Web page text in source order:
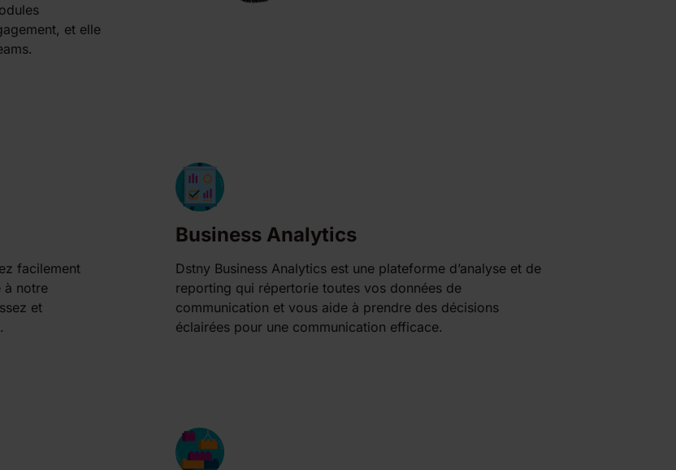
et elle
facilement
à notre
et
Business Analytics
Dstny Business Analytics est une plateforme d’analyse et de
reporting qui répertorie toutes vos données de
communication et vous aide à prendre des décisions
éclairées pour une communication efficace.